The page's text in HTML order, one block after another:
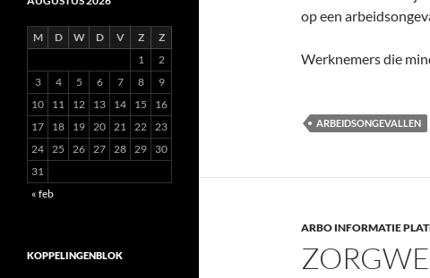
op een
Werknemers die
ARBEIDSONGEVALLEN
ARBO INFORMATIE
M D W D V Z
Z
1
2
3
4 5 6 7 8
9
10
11 12 13 14 15
16
17
18 19 20 21 22
23
24
25 26 27 28 29
30
31
« feb
KOPPELINGENBLOK